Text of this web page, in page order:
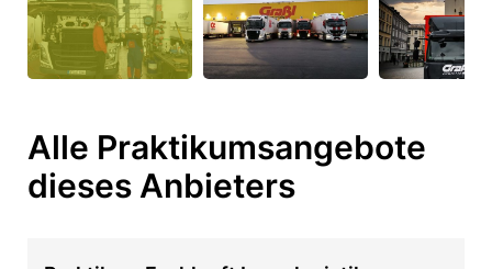
Alle Praktikumsangebote
dieses Anbieters